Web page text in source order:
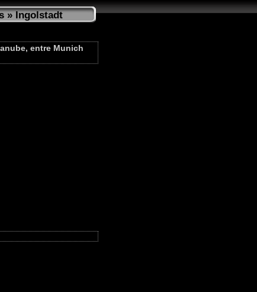
» Ingolstadt
entre Munich